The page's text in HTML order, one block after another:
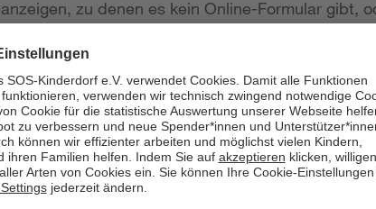
zu denen es kein Online-Formular gibt,
per E-Mail zukommen lassen; die E-Mail-
Natürlich nehmen wir weiterhin auch
wünschen
Eindruck von Ihrer Person, Ihren
Wert auf aussagekräftige
abzusehen.